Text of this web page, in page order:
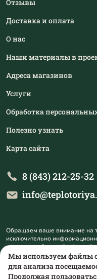
Отзывы
Доставка и оплата
О нас
Наши материалы в
Адреса магазинов
Услуги
Обработка
Полезно узнать
Карта сайта
8 (843) 212-25-32
Обращаем ваше внимание на
исключительно
является публичной
статьи 437 Гражданского
получения подробной
товаров и (или) услуг,
Мы используем файлы
для анализа
Продолжая